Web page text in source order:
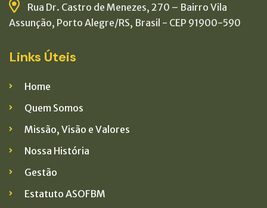
Rua Dr. Castro de Menezes, 270 – Bairro Vila
Assunção, Porto Alegre/RS, Brasil - CEP 91900-590
Links Úteis
Home
Quem Somos
Missão, Visão e Valores
Nossa História
Gestão
Estatuto ASOFBM